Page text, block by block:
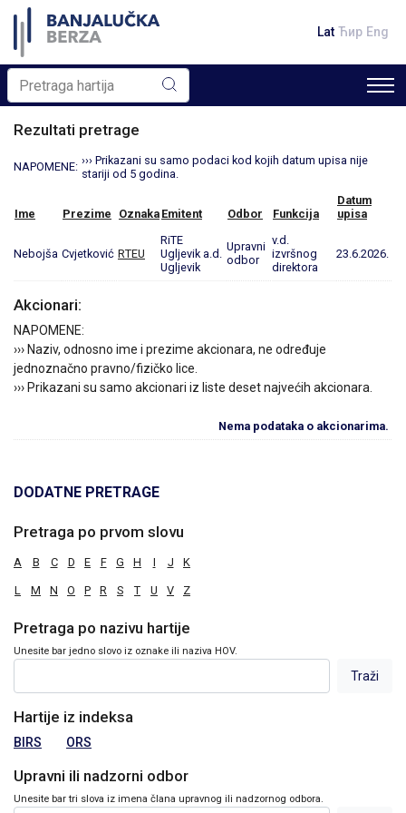
Lat Ћир Eng
Rezultati pretrage
NAPOMENE: ››› Prikazani su samo podaci kod kojih datum upisa nije
stariji od 5 godina.
Ime Prezime Oznaka Emitent Odbor Funkcija
Datum
upisa
Nebojša Cvjetković RTEU
RiTE
Ugljevik a.d.
Ugljevik
Upravni
odbor
v.d.
izvršnog
direktora
23.6.2026.
Akcionari:
NAPOMENE:
››› Naziv, odnosno ime i prezime akcionara, ne određuje
jednoznačno pravno/fizičko lice.
››› Prikazani su samo akcionari iz liste deset najvećih akcionara.
Nema podataka o akcionarima.
DODATNE PRETRAGE
Pretraga po prvom slovu
A B C D E F G H I J K
L M N O P R S T U V Z
Pretraga po nazivu hartije
Unesite bar jedno slovo iz oznake ili naziva HOV.
Hartije iz indeksa
BIRS ORS
Upravni ili nadzorni odbor
Unesite bar tri slova iz imena člana upravnog ili nadzornog odbora.